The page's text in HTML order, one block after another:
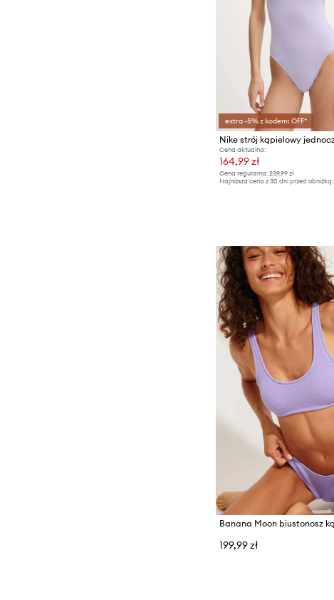
extra -5% z kodem: OFF*
Cena aktualna:
164,99 zł
Cena regularna: 239,99 zł
Najniższa cena z 30 dni przed obniżką:
199,99 zł